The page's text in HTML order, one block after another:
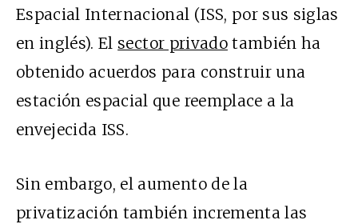
Espacial Internacional (ISS, por sus siglas
en inglés). El sector privadotambién ha
obtenido acuerdos para construir una
estación espacial que reemplace a la
envejecida ISS.
Sin embargo, el aumento de la
privatización también incrementa las